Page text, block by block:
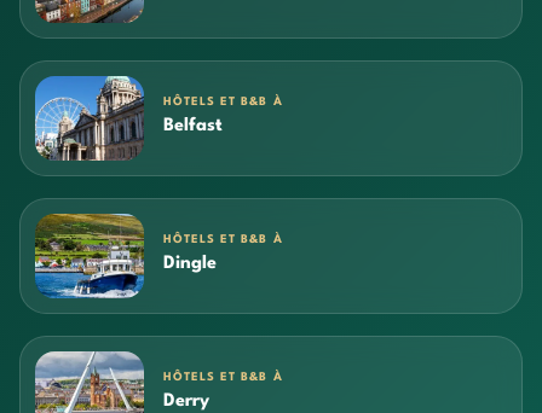
HÔTELS ET B&B À
Belfast
HÔTELS ET B&B À
Dingle
HÔTELS ET B&B À
Derry